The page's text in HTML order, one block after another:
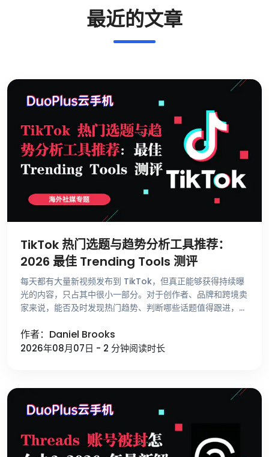
最近的文章
TikTok 热门选题与趋势分析工具推荐：
2026 最佳 Trending Tools 测评
每天都有大量新视频发布到 TikTok，但真正能够获得持续曝
光的内容，只占其中很小一部分。对于创作者、品牌和跨境卖
家来说，能否及时发现热门趋势、判断哪些话题值得跟进，比
赖刷 For …
作者：Daniel Brooks
2026年08月07日 - 2 分钟阅读时长